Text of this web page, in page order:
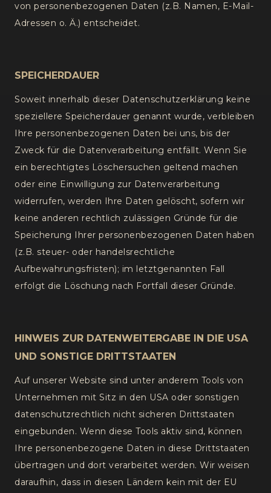
von personenbezogenen Daten (z.B. Namen, E-Mail-
Adressen o. Ä.) entscheidet.
SPEICHERDAUER
Soweit innerhalb dieser Datenschutzerklärung keine
speziellere Speicherdauer genannt wurde, verbleiben
Ihre personenbezogenen Daten bei uns, bis der
Zweck für die Datenverarbeitung entfällt. Wenn Sie
ein berechtigtes Löschersuchen geltend machen
oder eine Einwilligung zur Datenverarbeitung
widerrufen, werden Ihre Daten gelöscht, sofern wir
keine anderen rechtlich zulässigen Gründe für die
Speicherung Ihrer personenbezogenen Daten haben
(z.B. steuer- oder handelsrechtliche
Aufbewahrungsfristen); im letztgenannten Fall
erfolgt die Löschung nach Fortfall dieser Gründe.
HINWEIS ZUR DATENWEITERGABE IN DIE USA
UND SONSTIGE DRITTSTAATEN
Auf unserer Website sind unter anderem Tools von
Unternehmen mit Sitz in den USA oder sonstigen
datenschutzrechtlich nicht sicheren Drittstaaten
eingebunden. Wenn diese Tools aktiv sind, können
Ihre personenbezogene Daten in diese Drittstaaten
übertragen und dort verarbeitet werden. Wir weisen
daraufhin, dass in diesen Ländern kein mit der EU